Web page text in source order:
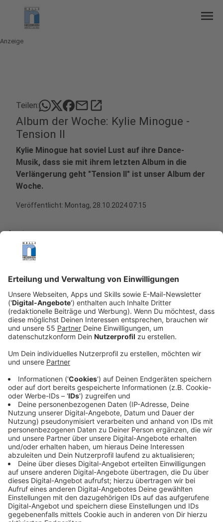
menu
Anzeige
Teilen: mailopen_in_new
Album der Woche: Kylie Minogue -
Tension II
Kylie Minogue hat soviel Lust auf ihre Dance-
Musik, dass sie mit ihrem letzten Album in die
Verlängerung geht "Tension II" ist unser Album der
Woche.
Veröffentlicht: Montag, 28.10.2024 07:15
Anzeige
Nummer-1-Albums und Welterfolgs "Tension" führt
Kylie weiter in die Welt der elektronischen Musik und
ist vollgepackt mit Dancefloor-Hits. Das Album
enthält neun brandneue Kylie-Songs, darunter die neue
Single "Dance to the Music" sowie den Dance-Hit
"Edge of Saturday Night" mit The Blessed Madonna
und die Kollaborationen mit Orville Peck, Bebe Rexha
und Tove Lo sowie Sia. "Die Tension-Ära war so etwas
Besonderes für mich ... Ich kann es unmöglich zulassen,
dass sie jetzt schon vorbei ist! Willkommen zu
'Tension II'." sagte Kylie.
Anzeige
Anzeige
Kyle kommt auf Tour
Anzeige